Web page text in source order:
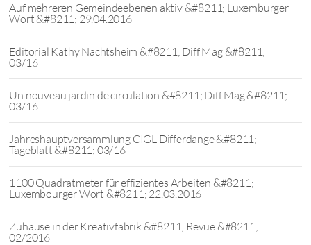
Auf mehreren Gemeindeebenen aktiv &#8211; Luxemburger
Wort &#8211; 29.04.2016
Editorial Kathy Nachtsheim &#8211; Diff Mag &#8211;
03/16
Un nouveau jardin de circulation &#8211; Diff Mag &#8211;
03/16
Jahreshauptversammlung CIGL Differdange &#8211;
Tageblatt &#8211; 03/16
1100 Quadratmeter für effizientes Arbeiten &#8211;
Luxembourger Wort &#8211; 22.03.2016
Zuhause in der Kreativfabrik &#8211; Revue &#8211;
02/2016